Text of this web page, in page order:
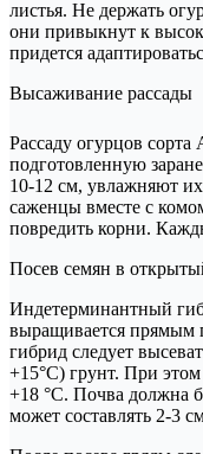
листья. Не держать
они привыкнут к
придется
Высаживание рассады
Рассаду огурцов
подготовленную
10-12 см, увлажняют
саженцы вместе с
повредить корни.
Посев семян в
Индетерминантный
выращивается прямым
гибрид следует
+15°C) грунт. При
+18 °C. Почва должна
может составлять 2-3